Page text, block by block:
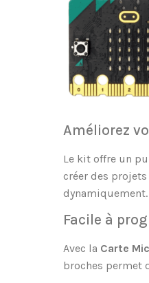
Améliorez
Le kit offre un
créer des
dynamiquement.
Facile à
Avec la Carte
broches permet